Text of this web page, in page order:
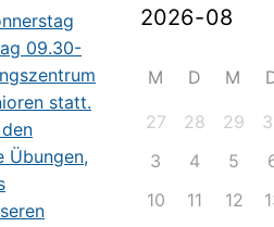
M D M
27 28 29
3
4 5
10
11 12